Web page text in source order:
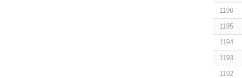
1196
1195
1194
1193
1192